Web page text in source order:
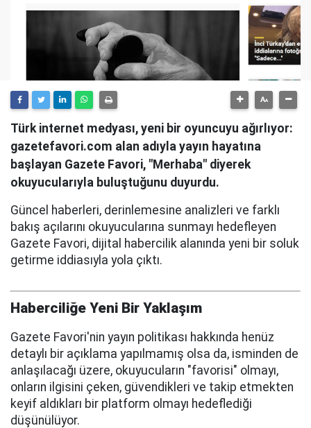
Türk internet medyası, yeni bir oyuncuyu ağırlıyor:
gazetefavori.com alan adıyla yayın hayatına
başlayan Gazete Favori, "Merhaba" diyerek
okuyucularıyla buluştuğunu duyurdu.
Güncel haberleri, derinlemesine analizleri ve farklı
bakış açılarını okuyucularına sunmayı hedefleyen
Gazete Favori, dijital habercilik alanında yeni bir soluk
getirme iddiasıyla yola çıktı.
Haberciliğe Yeni Bir Yaklaşım
Gazete Favori'nin yayın politikası hakkında henüz
detaylı bir açıklama yapılmamış olsa da, isminden de
anlaşılacağı üzere, okuyucuların "favorisi" olmayı,
onların ilgisini çeken, güvendikleri ve takip etmekten
keyif aldıkları bir platform olmayı hedeflediği
düşünülüyor.